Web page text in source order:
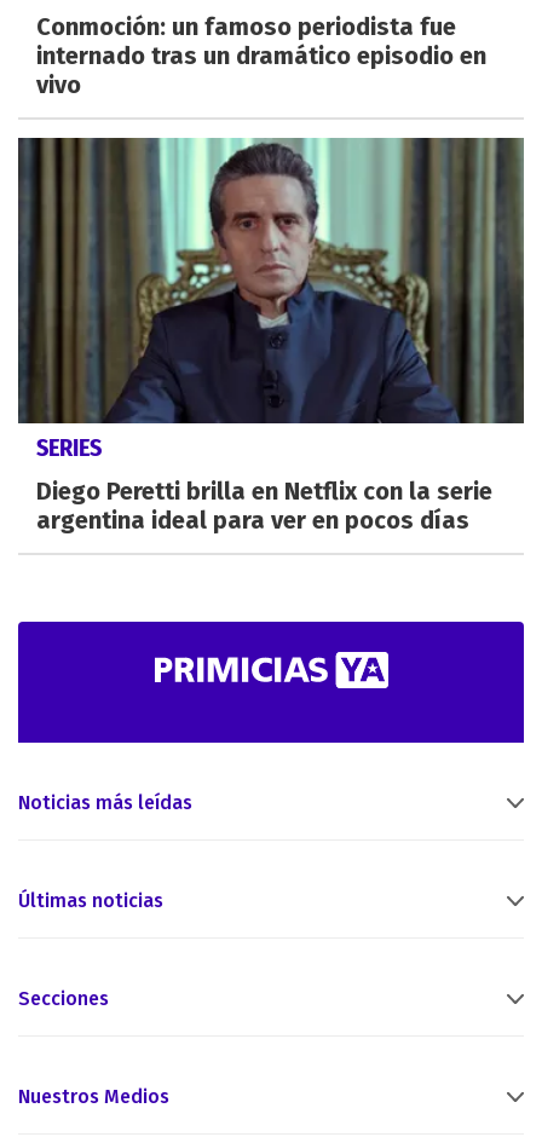
Conmoción: un famoso periodista fue
internado tras un dramático episodio en
vivo
SERIES
Diego Peretti brilla en Netflix con la serie
argentina ideal para ver en pocos días
Noticias más leídas
Últimas noticias
Secciones
Nuestros Medios